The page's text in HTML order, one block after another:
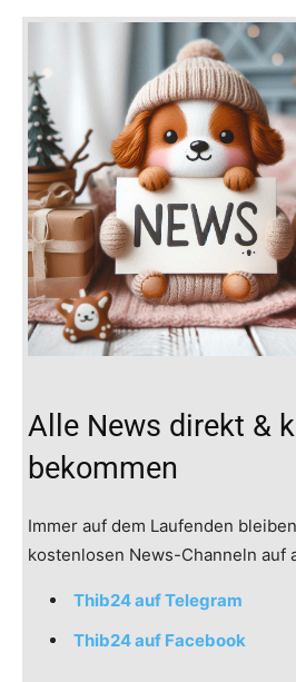
Alle News direkt &
bekommen
Immer auf dem Laufenden
kostenlosen News-Channeln auf
Thib24 auf Telegram
Thib24 auf Facebook